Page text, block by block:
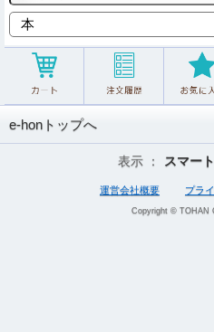
e-honトップへ
表示 ： スマー
運営会社概要 プラ
Copyright © TOHAN